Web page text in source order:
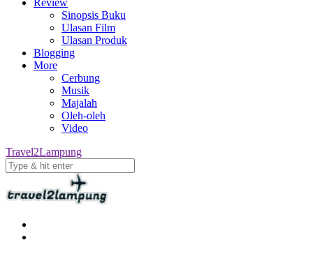
Review
Sinopsis Buku
Ulasan Film
Ulasan Produk
Blogging
More
Cerbung
Musik
Majalah
Oleh-oleh
Video
Travel2Lampung